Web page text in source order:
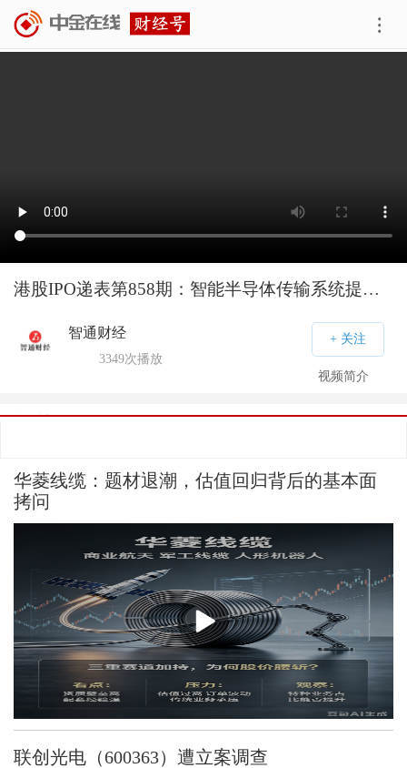
港股IPO递表第858期：智能半导体传输系统提供商果纳半导体
智通财经
3349次播放
视频简介
华菱线缆：题材退潮，估值回归背后的基本面
拷问
联创光电（600363）遭立案调查